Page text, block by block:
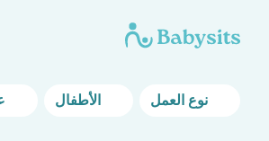
الأطفال